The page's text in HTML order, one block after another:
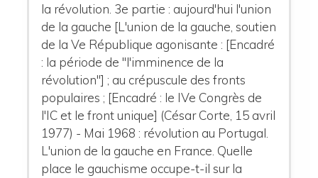
la révolution. 3e partie : aujourd'hui l'union
de la gauche [L'union de la gauche, soutien
de la Ve République agonisante : [Encadré
: la période de "l'imminence de la
révolution"] ; au crépuscule des fronts
populaires ; [Encadré : le IVe Congrès de
l'IC et le front unique] (César Corte, 15 avril
1977) - Mai 1968 : révolution au Portugal.
L'union de la gauche en France. Quelle
place le gauchisme occupe-t-il sur la